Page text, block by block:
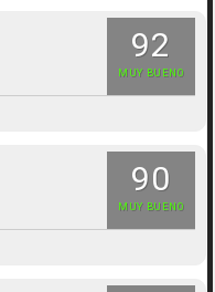
92
MUY BUENO
90
MUY BUENO